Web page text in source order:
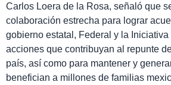
Carlos Loera de la Rosa, señaló que
colaboración estrecha para lograr
gobierno estatal, Federal y la
acciones que contribuyan al repunte
país, así como para mantener y
benefician a millones de familias